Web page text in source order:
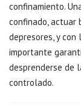
confinamiento.
confinado, actuar
depresores, y con
importante
desprenderse de
controlado.